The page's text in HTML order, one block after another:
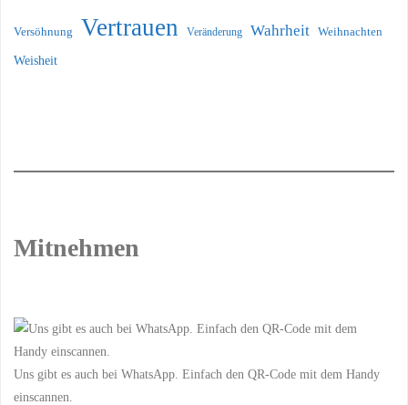
Versöhnung Vertrauen Veränderung Wahrheit Weihnachten
Weisheit
Mitnehmen
Uns gibt es auch bei WhatsApp. Einfach den QR-Code mit dem Handy
einscannen.